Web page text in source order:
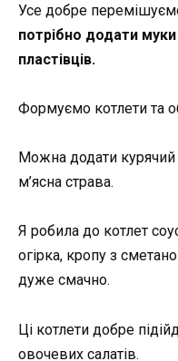
Усе добре
потрібно додати
пластівців.
Формуємо котлети та
Можна додати
м’ясна страва.
Я робила до котлет
огірка, кропу з
дуже смачно.
Ці котлети добре
овочевих салатів.